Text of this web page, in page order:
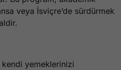
veya İsviçre’de sürdürmek
kendi yemeklerinizi